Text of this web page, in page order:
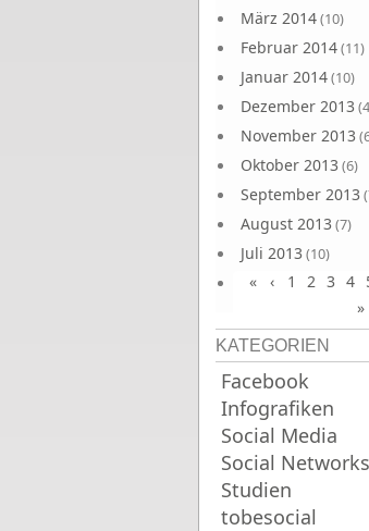
März 2014(10)
Februar 2014(11)
Januar 2014(10)
Dezember 2013
November 2013
Oktober 2013 (6)
September 2013
August 2013 (7)
Juli 2013 (10)
Juni 2013(10)
« ‹ 1 2 3 4
»
KATEGORIEN
Facebook
Infografiken
Social Media
Social Networks
Studien
tobesocial